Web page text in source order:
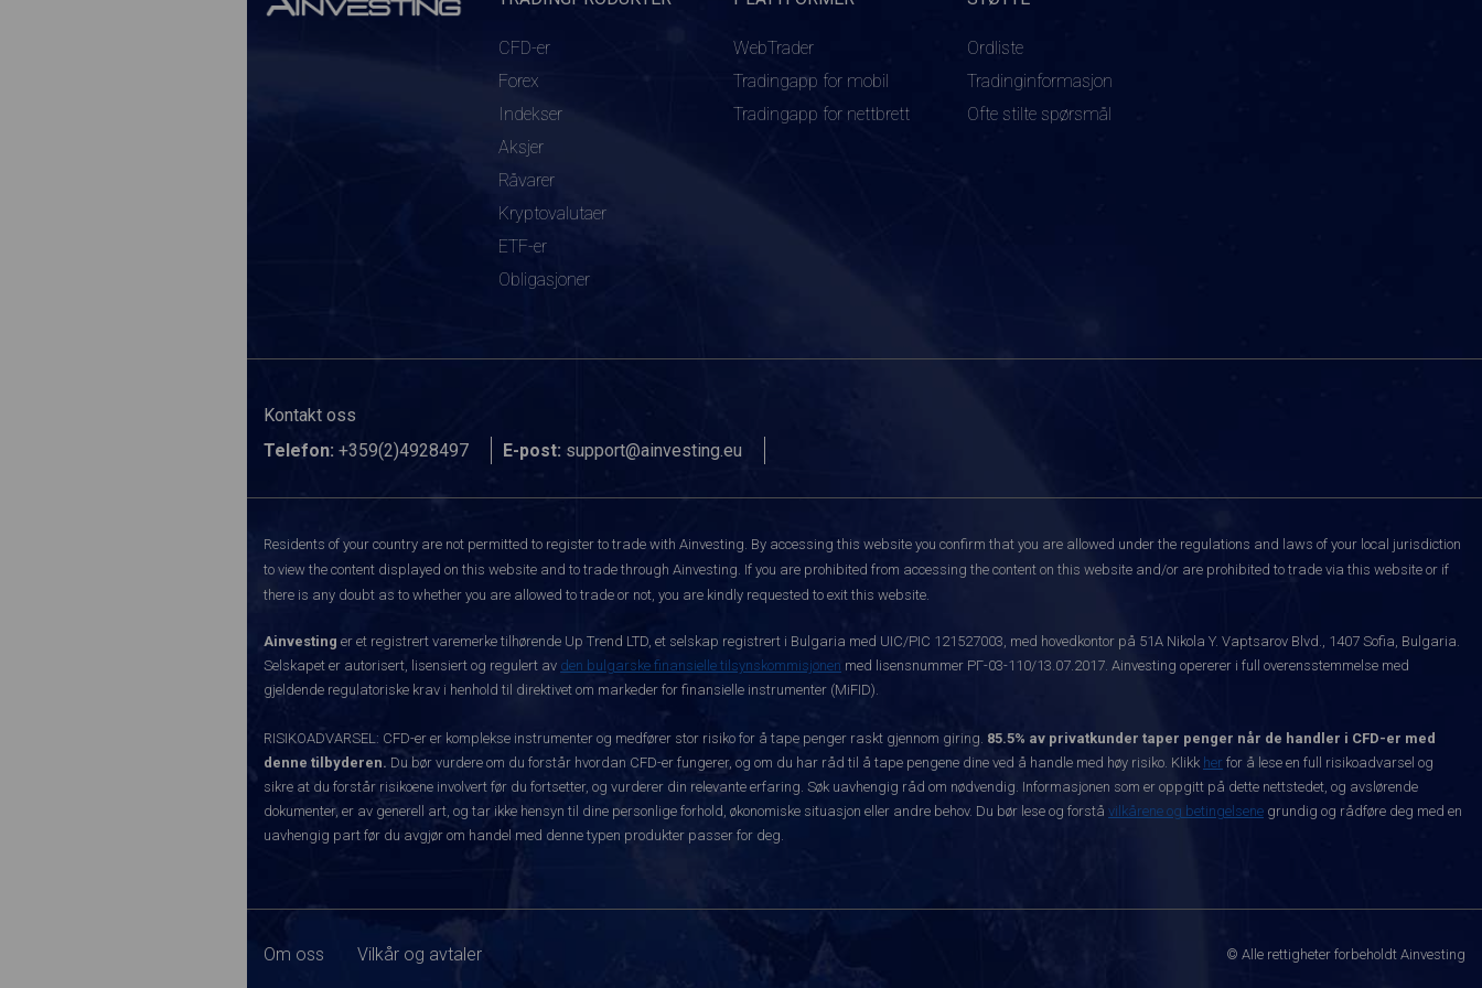
CFD-er
Forex
Indekser
Aksjer
Råvarer
Kryptovalutaer
ETF-er
Obligasjoner
WebTrader
Tradingapp for mobil
Tradingapp for nettbrett
Ordliste
Tradinginformasjon
Ofte stilte spørsmål
Kontakt oss
Telefon: +359(2)4928497 E-post: support@ainvesting.eu
Residents of your country are not permitted to register to trade with Ainvesting. By accessing this website you confirm that you are allowed under the regulations and laws of your local jurisdiction
to view the content displayed on this website and to trade through Ainvesting. If you are prohibited from accessing the content on this website and/or are prohibited to trade via this website or if
there is any doubt as to whether you are allowed to trade or not, you are kindly requested to exit this website.
Ainvesting er et registrert varemerke tilhørende Up Trend LTD, et selskap registrert i Bulgaria med UIC/PIC 121527003, med hovedkontor på 51A Nikola Y. Vaptsarov Blvd., 1407 Sofia, Bulgaria.
Selskapet er autorisert, lisensiert og regulert av den bulgarske finansielle tilsynskommisjonen med lisensnummer РГ-03-110/13.07.2017. Ainvesting opererer i full overensstemmelse med
gjeldende regulatoriske krav i henhold til direktivet om markeder for finansielle instrumenter (MiFID).
RISIKOADVARSEL: CFD-er er komplekse instrumenter og medfører stor risiko for å tape penger raskt gjennom giring. 85.5% av privatkunder taper penger når de handler i CFD-er med
denne tilbyderen. Du bør vurdere om du forstår hvordan CFD-er fungerer, og om du har råd til å tape pengene dine ved å handle med høy risiko. Klikk her for å lese en full risikoadvarsel og
sikre at du forstår risikoene involvert før du fortsetter, og vurderer din relevante erfaring. Søk uavhengig råd om nødvendig. Informasjonen som er oppgitt på dette nettstedet, og avslørende
dokumenter, er av generell art, og tar ikke hensyn til dine personlige forhold, økonomiske situasjon eller andre behov. Du bør lese og forstå vilkårene og betingelsene grundig og rådføre deg med en
uavhengig part før du avgjør om handel med denne typen produkter passer for deg.
Om oss Vilkår og avtaler © Alle rettigheter forbeholdt Ainvesting